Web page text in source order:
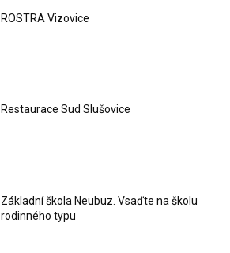
ROSTRA Vizovice
Restaurace Sud Slušovice
Základní škola Neubuz. Vsaďte na školu
rodinného typu